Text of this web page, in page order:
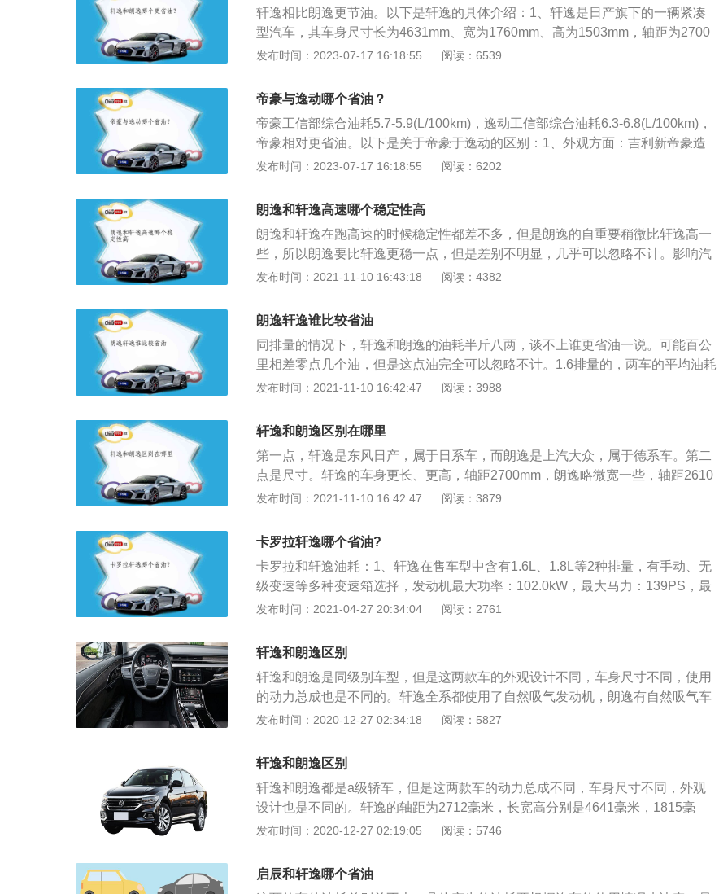
轩逸相比朗逸更节油。以下是轩逸的具体介绍：1、轩逸是日产旗下的一辆紧凑
型汽车，其车身尺寸长为4631mm、宽为1760mm、高为1503mm，轴距为2700
mm。2、轩逸全系使用一架1.6升的自然吸气发动机，轩逸2019款车型共有4款，
0kW，最大马力：126PS，最大扭矩：168.0N·m。3、在悬架方面，轩逸的前悬
发布时间：2023-07-17 16:18:55 阅读：6539
帝豪与逸动哪个省油？
帝豪工信部综合油耗5.7-5.9(L/100km)，逸动工信部综合油耗6.3-6.8(L/100km)，
帝豪相对更省油。以下是关于帝豪于逸动的区别：1、外观方面：吉利新帝豪造
型时尚大气、年轻动感，线条干净利落，御盾形前格栅、鸥翼式前保、看起来也
畅，有着傲人的肌肉线条，配有镀铬装饰的下进气格栅，更显老成稳重。2、内
饰方面：吉利新帝豪有浅灰和炫黑两种内饰颜色选择，运用了银色装饰，提升整
体质感，更显舒适、大气。逸动的内饰设计如同外观一样，展现着成熟稳重而又
富有线条感，上深下浅的内饰是比较适合它家用车定位。3、动力方面：吉利新
帝豪提供两种动力选择，采用1.5LDVVT发动机以外，还搭载了吉利自主研发首
了BlueCore1.6L全铝合金自然吸气发动机与1.5TGDI涡轮增压缸内直喷发动机，
完美诠释“劲”、“净”、“静”三大特点。
发布时间：2023-07-17 16:18:55 阅读：6202
朗逸和轩逸高速哪个稳定性高
朗逸和轩逸在跑高速的时候稳定性都差不多，但是朗逸的自重要稍微比轩逸高一
些，所以朗逸要比轩逸更稳一点，但是差别不明显，几乎可以忽略不计。影响汽
车行驶时稳定性的因素有很多，除了汽车的自重外，还主要包括汽车轮胎、汽车
速行驶时稳定性就越好。由于汽车轮胎是和地面直接接触的部位，所以汽车轮胎
越宽，轮胎与地面的摩擦力就越大，汽车在高速行驶时就会越稳。2、汽车底
盘：底盘越低的车，在高速行驶时就越稳定。但是底盘太低，也会影响汽车的通
过性。一般来说，轿车的底盘高度都在110mm-130mm之间，太低会容易磕碰底
盘，太高会影响汽车的操控。3、车身轴距：一般来说，车身轴距越长的汽车，
者小型车要稳。
发布时间：2021-11-10 16:43:18 阅读：4382
朗逸轩逸谁比较省油
同排量的情况下，轩逸和朗逸的油耗半斤八两，谈不上谁更省油一说。可能百公
里相差零点几个油，但是这点油完全可以忽略不计。1.6排量的，两车的平均油耗
都在每百公里7升左右。2.0排量的，两车的平均油耗都在每百公里10升左右。具
下取的最低数值，参考意义不大。具体的这里不再详细介绍，有兴趣的朋友可以
自行去网上查阅资料。现实当中，油耗数据肯定比工信部公布的数据更高，一般
百公里的油耗高2升以上。而且油耗本来就不是一个固定、准确的数值，有很多
客观因素都可以影响一辆车的油耗。像是个人的驾驶习惯、车辆是否开空调、平
常的行车路况、车辆的负重等，都可以严重影响一辆车的油耗。如果油耗相差的
专业的汽修店进行检查，确定问题出在哪了再对症修复。
发布时间：2021-11-10 16:42:47 阅读：3988
轩逸和朗逸区别在哪里
第一点，轩逸是东风日产，属于日系车，而朗逸是上汽大众，属于德系车。第二
点是尺寸。轩逸的车身更长、更高，轴距2700mm，朗逸略微宽一些，轴距2610
mm。车内空间轩逸要大一些，纵向空间更好，动力选择上朗逸要更丰富。第三
紧凑型车常年占据前列的车型，它们经常被拿来比较，这两款车的定位也比较相
似，针对的消费者的需求也是各有千秋。轩逸，日系车标配的优点，耐用，省
油，相比朗逸更长，但是使用的是脚刹，需要消费者慢慢习惯；朗逸，德系的标
杆，皮实、动力强，发动机有优势，外观商务，但是后边地台偏高，中间位置不
适合坐人。总的来说，这两款车各有千秋，比较相近，能够迎合不同口味的消费
发布时间：2021-11-10 16:42:47 阅读：3879
卡罗拉轩逸哪个省油?
卡罗拉和轩逸油耗：1、轩逸在售车型中含有1.6L、1.8L等2种排量，有手动、无
级变速等多种变速箱选择，发动机最大功率：102.0kW，最大马力：139PS，最
大扭矩：174.0N·m。工信部油耗：5.2--6.7L\/100km；2、卡罗拉在售车型含有1.
0.0kW，最大马力：122PS，最大扭矩：185.0N·m。工信部油耗：4.2--6.3L\/100
km；3、从工信部综合油耗来看，卡罗拉有些优势，因为油耗和很多因素有关
联，驾驶习惯不一样，路况不一样，油耗也就不一样的。具体卡罗拉和轩逸哪个
更省油需要车主从多方面考虑来决定。
发布时间：2021-04-27 20:34:04 阅读：2761
轩逸和朗逸区别
轩逸和朗逸是同级别车型，但是这两款车的外观设计不同，车身尺寸不同，使用
的动力总成也是不同的。轩逸全系都使用了自然吸气发动机，朗逸有自然吸气车
型也有涡轮增压车型。轩逸的长宽高分别是4641毫米，1815毫米，1450毫米，
为2688毫米。轩逸全系都使用了1.6升自然吸气四缸发动机，这款发动机的代号
为hr16。朗逸一共使用了三款发动机，分别是1.2升涡轮增压发动机，1.4升涡轮
增压发动机，1.5升自然吸气发动机。轩逸的1.6升自然吸气发动机最大功率为99k
w，最大扭矩为159牛米，这款发动机的最大功率转速为6300转每分钟，最大扭
矩转速为4000转每分钟。这款发动机搭载了多点电喷技术，并且使用了铝合金缸
顺性和燃油经济性。cvt变速箱是一种结构比较简单的自动变速箱，这种变速箱的
发布时间：2020-12-27 02:34:18 阅读：5827
轩逸和朗逸区别
轩逸和朗逸都是a级轿车，但是这两款车的动力总成不同，车身尺寸不同，外观
设计也是不同的。轩逸的轴距为2712毫米，长宽高分别是4641毫米，1815毫
米，1450毫米。朗逸的长宽高分别是4670毫米，1806毫米，1474毫米，轴距为
别是1.5升涡轮增压发动机，1.2升涡轮增压发动机，1.4升涡轮增压发动机。朗逸
使用的这三款发动机都是大众的ea211系列产品。轩逸使用的发动机代号为hr1
发布时间：2020-12-27 02:19:05 阅读：5746
启辰和轩逸哪个省油